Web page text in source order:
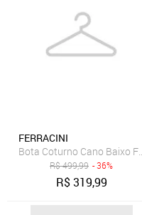
FERRACINI
Bota Coturno Cano Baixo
R$499,99 - 36%
R$319,99